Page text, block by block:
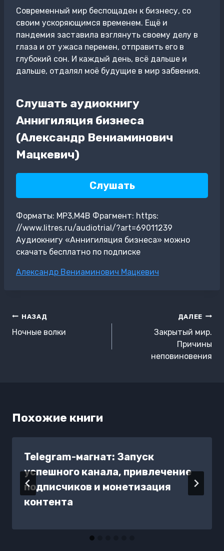
Современный мир беспощаден к бизнесу, со
своим ускоряющимся временем. Ещё и
пандемия заставила взглянуть своему делу в
глаза и от ужаса перемен, отправить его в
глубокий сон. И каждый день, всё дальше и
дальше, отдалял моё будущие в мир забвения.
Слушать аудиокнигу
Аннигиляция бизнеса
(Александр Вениаминович
Мацкевич)
Слушать
Форматы: MP3,M4B Фрагмент: https:
//www.litres.ru/audiotrial/?art=69011239
Аудиокнигу «Аннигиляция бизнеса» можно
скачать бесплатно по подписке
Метки
Александр Вениаминович Мацкевич
Навигация
по
НАЗАД
Ночные волки
ДАЛЕЕ
Закрытый мир.
Причины
неповиновения
Похожие книги
Telegram-магнат: Запуск
успешного канала, привлечение
подписчиков и монетизация
контента